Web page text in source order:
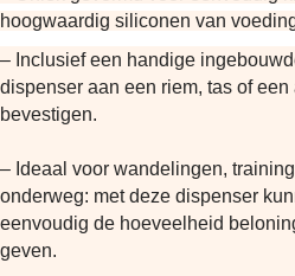
hoogwaardig siliconen van
– Inclusief een handige
dispenser aan een riem, tas of
bevestigen.
– Ideaal voor wandelingen,
onderweg: met deze dispenser
eenvoudig de hoeveelheid
geven.